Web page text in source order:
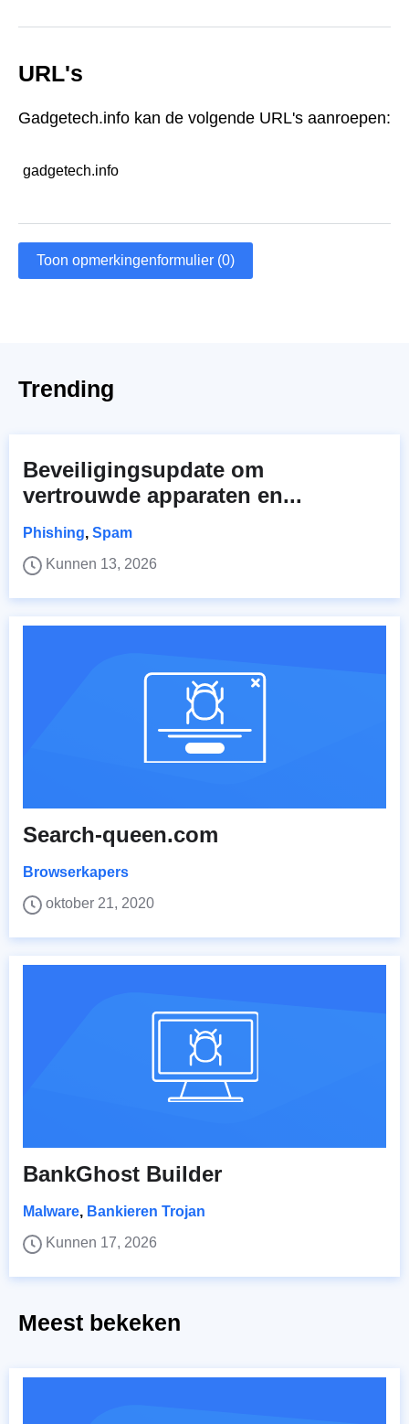
URL's
Gadgetech.info kan de volgende URL's aanroepen:
gadgetech.info
Toon opmerkingenformulier (0)
Trending
Beveiligingsupdate om
vertrouwde apparaten en...
Phishing, Spam
Kunnen 13, 2026
Search-queen.com
Browserkapers
oktober 21, 2020
BankGhost Builder
Malware, Bankieren Trojan
Kunnen 17, 2026
Meest bekeken